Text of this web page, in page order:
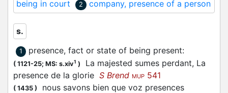
being in court
2 company, presence of a person
s.
1 presence, fact or state of being present:
( 1121-25; MS: s.xiv1 )
La majested sumes perdant, La
presence de la glorie S Brend MUP 541
( 1435 )
nous savons bien que voz presences